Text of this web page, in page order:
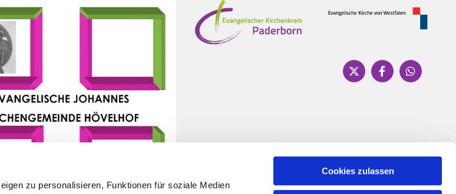
zu personalisieren, Funktionen für soziale Medien
Cookies zulassen